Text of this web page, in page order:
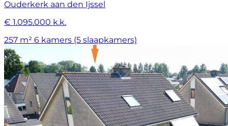
Ouderkerk aan den Ijssel
€ 1.095.000 k.k.
257 m² 6 kamers (5 slaapkamers)